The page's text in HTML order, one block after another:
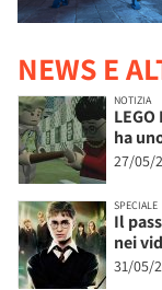
NEWS E
NOTIZIA
ha
27/05/
SPECIALE
Il
nei
31/05/